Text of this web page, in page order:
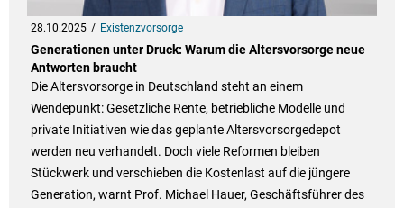
28.10.2025 Existenzvorsorge
Generationen unter Druck: Warum die Altersvorsorge neue
Antworten braucht
Die Altersvorsorge in Deutschland steht an einem
Wendepunkt: Gesetzliche Rente, betriebliche Modelle und
private Initiativen wie das geplante Altersvorsorgedepot
werden neu verhandelt. Doch viele Reformen bleiben
Stückwerk und verschieben die Kostenlast auf die jüngere
Generation, warnt Prof. Michael Hauer, Geschäftsführer des